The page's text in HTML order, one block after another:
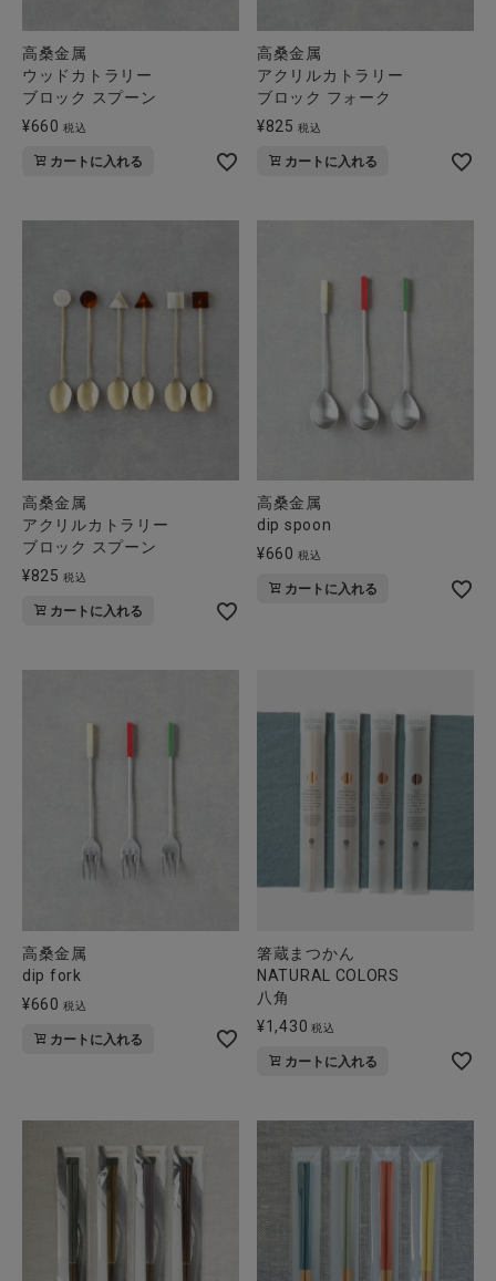
高桑金属
ウッドカトラリー
ブロック スプーン
¥660 税込
カートに入れる
高桑金属
アクリルカトラリー
ブロック フォーク
¥825 税込
カートに入れる
高桑金属
アクリルカトラリー
ブロック スプーン
¥825 税込
カートに入れる
高桑金属
dip spoon
¥660 税込
カートに入れる
高桑金属
dip fork
¥660 税込
カートに入れる
箸蔵まつかん
NATURAL COLORS
八角
¥1,430 税込
カートに入れる